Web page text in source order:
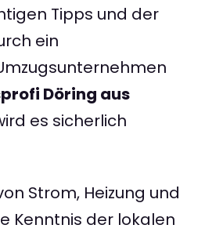
Tipps und der
ein
Döring aus
es sicherlich
Strom, Heizung und
Kenntnis der lokalen